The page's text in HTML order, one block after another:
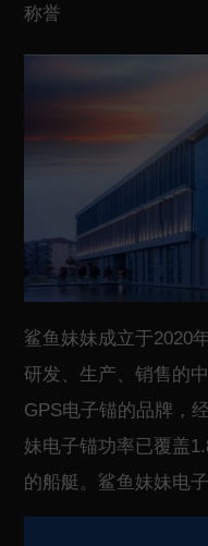
称誉
鲨鱼妹妹成立于2020
研发、生产、销售的
GPS电子锚的品牌，
妹电子锚功率已覆盖
的船艇。鲨鱼妹妹电
系采用无刷电机，主